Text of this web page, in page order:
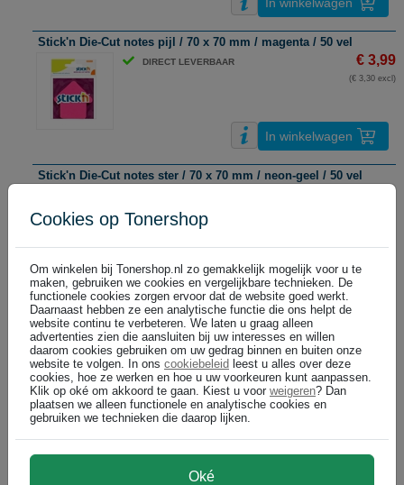
Stick'n Die-Cut notes pijl / 70 x 70 mm / magenta / 50 vel
DIRECT LEVERBAAR € 3,99
(€ 3,30 excl)
In winkelwagen
Stick'n Die-Cut notes ster / 70 x 70 mm / neon-geel / 50 vel
€ 3,99
In winkelwagen
Stick'n extra sticky notes / 76 x 76 mm / pastelgeel / 90 vel
DIRECT LEVERBAAR
In winkelwagen
Stick'n extra sticky notes | 76 x 127 mm | magenta | 90 vel
€ 2,99
Cookies op Tonershop
Om winkelen bij Tonershop.nl zo gemakkelijk mogelijk voor u te
maken, gebruiken we cookies en vergelijkbare technieken. De
functionele cookies zorgen ervoor dat de website goed werkt.
Daarnaast hebben ze een analytische functie die ons helpt de
website continu te verbeteren. We laten u graag alleen
advertenties zien die aansluiten bij uw interesses en willen
daarom cookies gebruiken om uw gedrag binnen en buiten onze
website te volgen. In ons cookiebeleid leest u alles over deze
cookies, hoe ze werken en hoe u uw voorkeuren kunt aanpassen.
Klik op oké om akkoord te gaan. Kiest u voor weigeren? Dan
plaatsen we alleen functionele en analytische cookies en
gebruiken we technieken die daarop lijken.
Oké